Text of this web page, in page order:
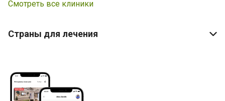
Смотреть все клиники
Страны для лечения